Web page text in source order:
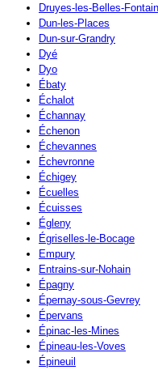
Druyes-les-Belles-
Dun-les-Places
Dun-sur-Grandry
Dyé
Dyo
Ébaty
Échalot
Échannay
Échenon
Échevannes
Échevronne
Échigey
Écuelles
Écuisses
Égleny
Égriselles-le-Bocage
Empury
Entrains-sur-Nohain
Épagny
Épernay-sous-Gevrey
Épervans
Épinac-les-Mines
Épineau-les-Voves
Épineuil